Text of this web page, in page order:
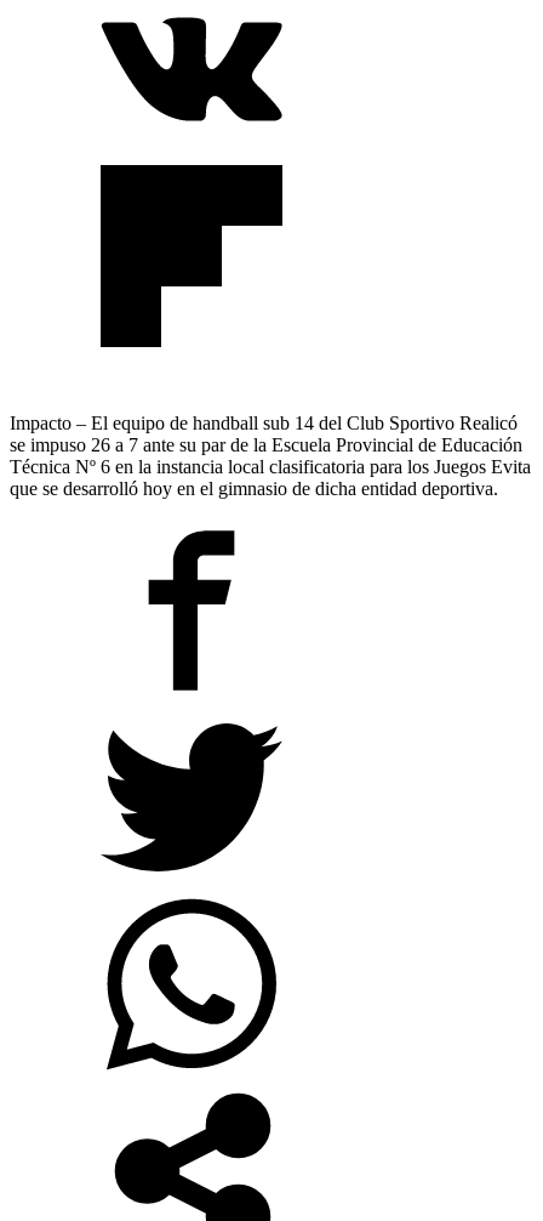
Impacto – El equipo de handball sub 14 del Club Sportivo Realicó
se impuso 26 a 7 ante su par de la Escuela Provincial de Educación
Técnica Nº 6 en la instancia local clasificatoria para los Juegos Evita
que se desarrolló hoy en el gimnasio de dicha entidad deportiva.